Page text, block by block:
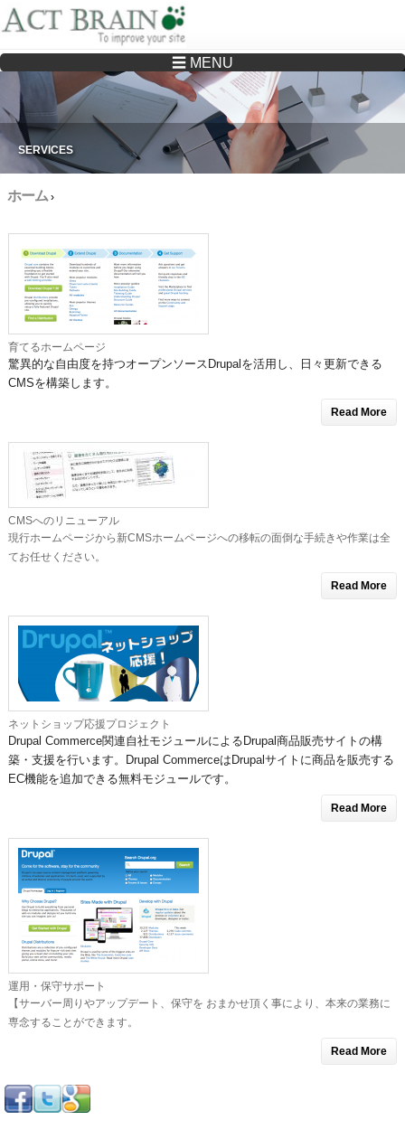
Drupalサイトの制作・保守をどこに頼んでいいか分からない方へ…まずはご相談く
ださい
☰ MENU
SERVICES
ホーム›
育てるホームページ
驚異的な自由度を持つオープンソースDrupalを活用し、日々更新できる
CMSを構築します。
Read More
CMSへのリニューアル
現行ホームページから新CMSホームページへの移転の面倒な手続きや作業は全
てお任せください。
Read More
ネットショップ応援プロジェクト
Drupal Commerce関連自社モジュールによるDrupal商品販売サイトの構
築・支援を行います。Drupal CommerceはDrupalサイトに商品を販売する
EC機能を追加できる無料モジュールです。
Read More
運用・保守サポート
【サーバー周りやアップデート、保守を おまかせ頂く事により、本来の業務に
専念することができます。
Read More